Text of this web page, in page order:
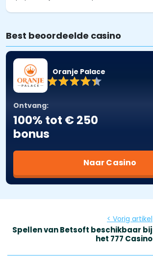
Best beoordeelde casino
Oranje Palace
Ontvang:
100% tot € 250
bonus
Naar Casino
< Vorig artikel
Spellen van Betsoft beschikbaar bij
het 777 Casino